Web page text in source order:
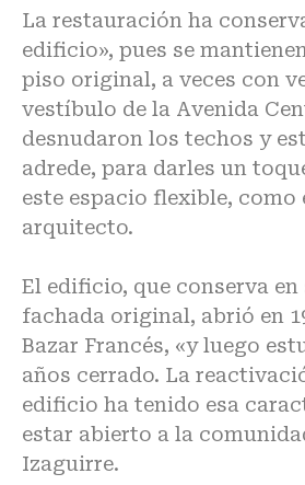
La restauración ha
edificio», pues se
piso original, a veces con
vestíbulo de la Avenida
desnudaron los techos y
adrede, para darles un
este espacio flexible, como
arquitecto.
El edificio, que conserva en
fachada original, abrió en
Bazar Francés, «y luego
años cerrado. La
edificio ha tenido esa
estar abierto a la
Izaguirre.